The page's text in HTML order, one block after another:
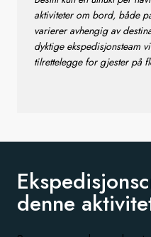
aktiviteter om bord, både
varierer avhengig av
dyktige ekspedisjonsteam
tilrettelegge for gjester på
denne